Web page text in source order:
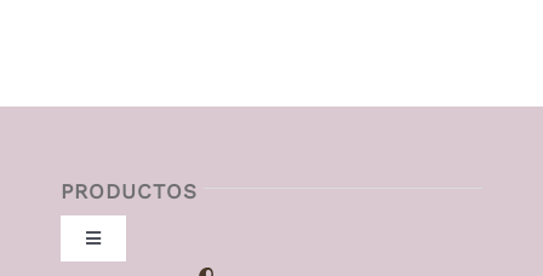
PRODUCTOS
Toggle
Navigation